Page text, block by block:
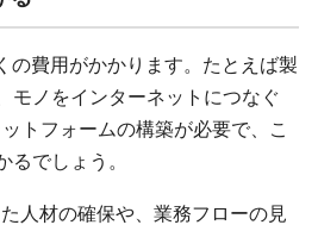
の費用がかかります。たとえば製
モノをインターネットにつなぐ
トフォームの構築が必要で、こ
るでしょう。
人材の確保や、業務フローの見